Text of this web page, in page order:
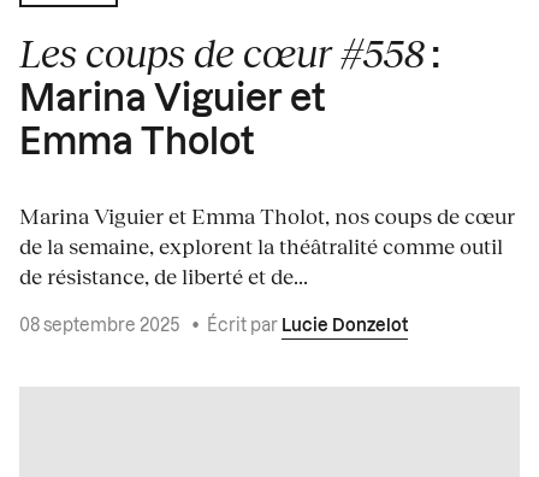
Les coups de cœur #558 :
Marina Viguier et
Emma Tholot
Marina Viguier et Emma Tholot, nos coups de cœur
de la semaine, explorent la théâtralité comme outil
de résistance, de liberté et de...
08 septembre 2025 • Écrit par Lucie Donzelot